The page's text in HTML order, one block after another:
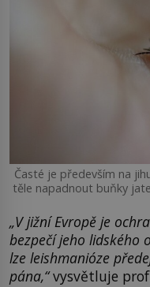
Časté je především na
těle napadnout buňky
„V jižní Evropě je
bezpečí jeho lidského
lze leishmanióze
pána,“vysvětluje